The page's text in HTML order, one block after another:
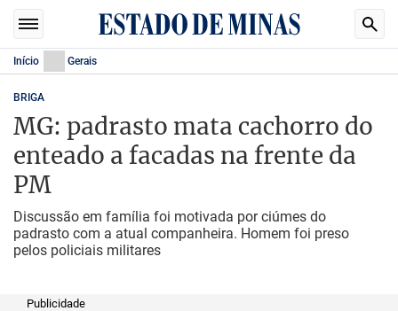
Início Gerais
BRIGA
MG: padrasto mata cachorro do
enteado a facadas na frente da
PM
Discussão em família foi motivada por ciúmes do
padrasto com a atual companheira. Homem foi preso
pelos policiais militares
Publicidade